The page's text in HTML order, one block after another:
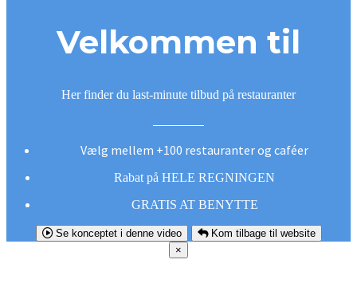
Velkommen til
Her finder du last-minute tilbud på restauranter
Vælg mellem +100 restauranter og caféer
Rabat på HELE REGNINGEN
GRATIS AT BENYTTE
Se konceptet i denne video
Kom tilbage til website
×